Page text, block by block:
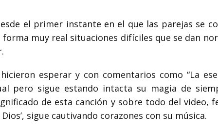
el primer instante en el que las parejas se
muy real situaciones difíciles que se dan
esperar y con comentarios como “La
pero sigue estando intacta su magia de
de esta canción y sobre todo del video,
sigue cautivando corazones con su música.